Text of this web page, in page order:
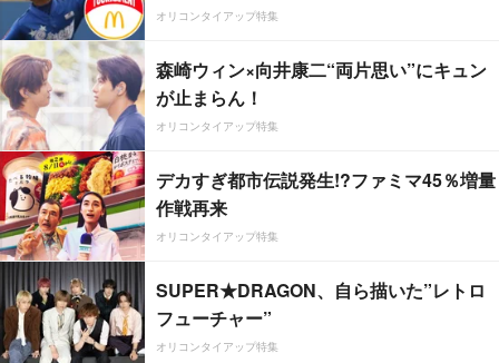
オリコンタイアップ特集
森崎ウィン×向井康二“両片思い”にキュン
が止まらん！
オリコンタイアップ特集
デカすぎ都市伝説発生!?ファミマ45％増量
作戦再来
オリコンタイアップ特集
SUPER★DRAGON、自ら描いた”レトロ
フューチャー”
オリコンタイアップ特集